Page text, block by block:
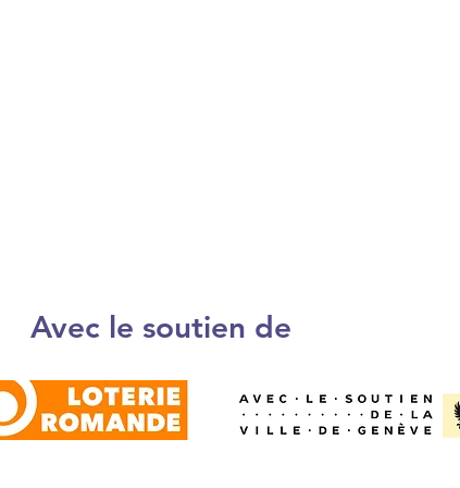
Avec le soutien de